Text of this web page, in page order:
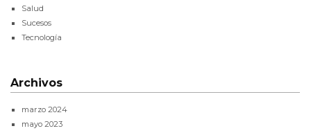
Salud
Sucesos
Tecnología
Archivos
marzo 2024
mayo 2023